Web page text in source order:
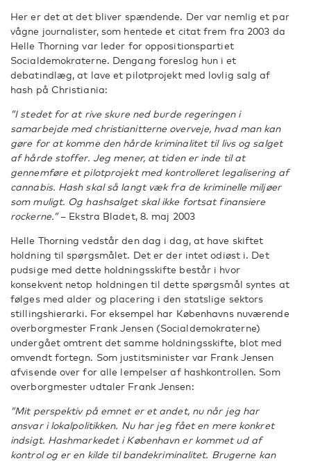
Her er det at det bliver spændende. Der var nemlig et par
vågne journalister, som hentede et citat frem fra 2003 da
Helle Thorning var leder for oppositionspartiet
Socialdemokraterne. Dengang foreslog hun i et
debatindlæg, at lave et pilotprojekt med lovlig salg af
hash på Christiania:
”I stedet for at rive skure ned burde regeringen i
samarbejde med christianitterne overveje, hvad man kan
gøre for at komme den hårde kriminalitet til livs og salget
af hårde stoffer. Jeg mener, at tiden er inde til at
gennemføre et pilotprojekt med kontrolleret legalisering af
cannabis. Hash skal så langt væk fra de kriminelle miljøer
som muligt. Og hashsalget skal ikke fortsat finansiere
rockerne.”– Ekstra Bladet, 8. maj 2003
Helle Thorning vedstår den dag i dag, at have skiftet
holdning til spørgsmålet. Det er der intet odiøst i. Det
pudsige med dette holdningsskifte består i hvor
konsekvent netop holdningen til dette spørgsmål syntes at
følges med alder og placering i den statslige sektors
stillingshierarki. For eksempel har Københavns nuværende
overborgmester Frank Jensen (Socialdemokraterne)
undergået omtrent det samme holdningsskifte, blot med
omvendt fortegn. Som justitsminister var Frank Jensen
afvisende over for alle lempelser af hashkontrollen. Som
overborgmester udtaler Frank Jensen:
”Mit perspektiv på emnet er et andet, nu når jeg har
ansvar i lokalpolitikken. Nu har jeg fået en mere konkret
indsigt. Hashmarkedet i København er kommet ud af
kontrol og er en kilde til bandekriminalitet. Brugerne kan